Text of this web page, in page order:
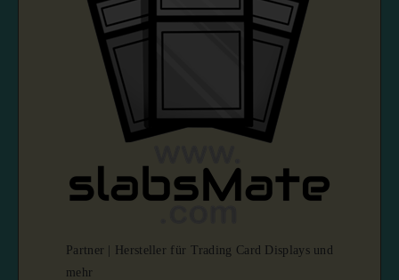
Partner | Hersteller für Trading Card Displays und
mehr